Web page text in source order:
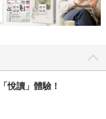
悅讀」體驗！